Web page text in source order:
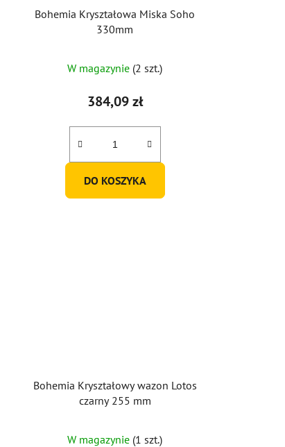
Bohemia Kryształowa Miska Soho
330mm
W magazynie (2 szt.)
384,09 zł
DO KOSZYKA
Bohemia Kryształowy wazon Lotos
czarny 255 mm
W magazynie (1 szt.)